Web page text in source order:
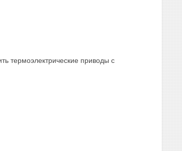
термоэлектрические приводы с